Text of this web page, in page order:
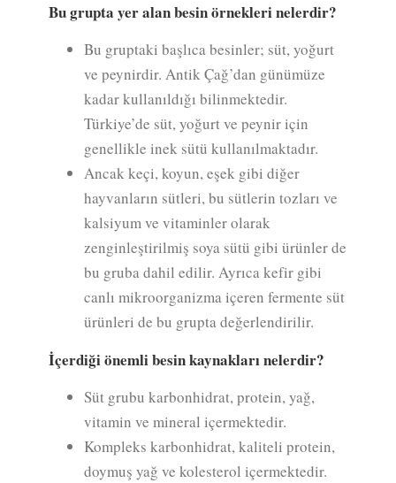
Bu grupta yer alan besin örnekleri nelerdir?
Bu gruptaki başlıca besinler; süt, yoğurt
ve peynirdir. Antik Çağ’dan günümüze
kadar kullanıldığı bilinmektedir.
Türkiye’de süt, yoğurt ve peynir için
genellikle inek sütü kullanılmaktadır.
Ancak keçi, koyun, eşek gibi diğer
hayvanların sütleri, bu sütlerin tozları ve
kalsiyum ve vitaminler olarak
zenginleştirilmiş soya sütü gibi ürünler de
bu gruba dahil edilir. Ayrıca kefir gibi
canlı mikroorganizma içeren fermente süt
ürünleri de bu grupta değerlendirilir.
İçerdiği önemli besin kaynakları nelerdir?
Süt grubu karbonhidrat, protein, yağ,
vitamin ve mineral içermektedir.
Kompleks karbonhidrat, kaliteli protein,
doymuş yağ ve kolesterol içermektedir.